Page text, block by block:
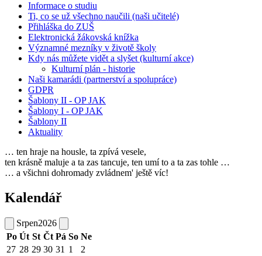
Informace o studiu
Ti, co se už všechno naučili (naši učitelé)
Přihláška do ZUŠ
Elektronická žákovská knížka
Významné mezníky v životě školy
Kdy nás můžete vidět a slyšet (kulturní akce)
Kulturní plán - historie
Naši kamarádi (partnerství a spolupráce)
GDPR
Šablony II - OP JAK
Šablony I - OP JAK
Šablony II
Aktuality
… ten hraje na housle, ta zpívá vesele,
ten krásně maluje a ta zas tancuje, ten umí to a ta zas tohle …
… a všichni dohromady zvládnem' ještě víc!
Kalendář
Srpen2026
Po Út St Čt Pá So Ne
27 28 29 30 31 1
2